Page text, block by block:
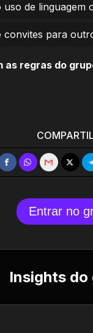
uso de linguagem
convites para
as regras do
Entrar no
Insights do